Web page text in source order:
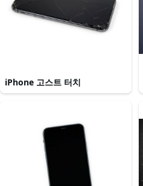
iPhone 고스트 터치